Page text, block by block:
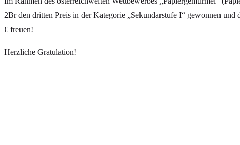
2Br den dritten Preis in der Kategorie „Sekundarstufe I“ gewonnen
€ freuen!
Herzliche Gratulation!